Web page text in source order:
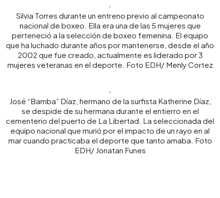
Silvia Torres durante un entreno previo al campeonato
nacional de boxeo. Ella era una de las 5 mujeres que
perteneció a la selección de boxeo femenina. El equipo
que ha luchado durante años por mantenerse, desde el año
2002 que fue creado, actualmente es liderado por 3
mujeres veteranas en el deporte. Foto EDH/ Menly Cortez
José “Bamba” Díaz, hermano de la surfista Katherine Díaz,
se despide de su hermana durante el entierro en el
cementerio del puerto de La Libertad. La seleccionada del
equipo nacional que murió por el impacto de un rayo en al
mar cuando practicaba el deporte que tanto amaba. Foto
EDH/ Jonatan Funes